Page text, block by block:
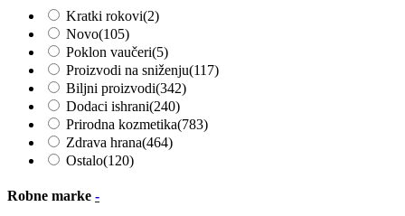
Kratki rokovi(2)
Novo(105)
Poklon vaučeri(5)
Proizvodi na sniženju(117)
Biljni proizvodi(342)
Dodaci ishrani(240)
Prirodna kozmetika(783)
Zdrava hrana(464)
Ostalo(120)
Robne marke -